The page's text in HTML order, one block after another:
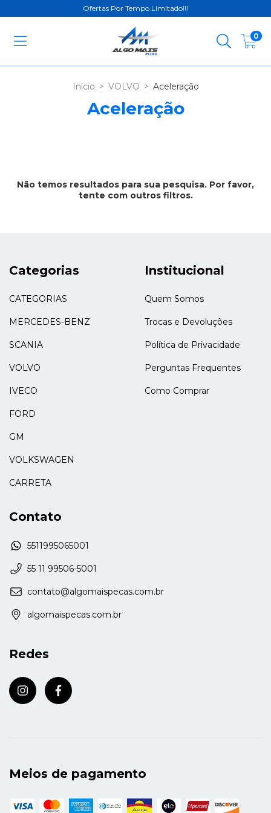
Ofertas Por Tempo Limitado!!!
0
Início > VOLVO > Aceleração
Aceleração
Não temos resultados para sua pesquisa. Por favor,
tente com outros filtros.
Categorias
CATEGORIAS
MERCEDES-BENZ
SCANIA
VOLVO
IVECO
FORD
GM
VOLKSWAGEN
CARRETA
Institucional
Quem Somos
Trocas e Devoluções
Política de Privacidade
Perguntas Frequentes
Como Comprar
Contato
5511995065001
55 11 99506-5001
contato@algomaispecas.com.br
algomaispecas.com.br
Redes
Meios de pagamento